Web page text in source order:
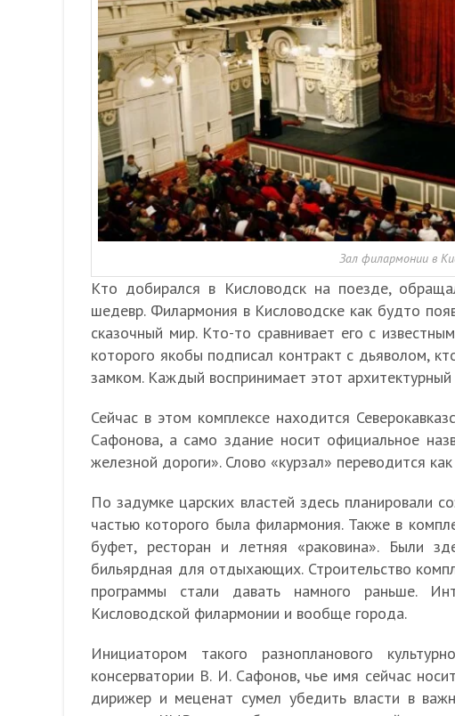
Зал филармонии в
Кто добирался в Кисловодск на поезде,
шедевр. Филармония в Кисловодске как будто
сказочный мир. Кто-то сравнивает его с
которого якобы подписал контракт с дьяволом,
замком. Каждый воспринимает этот
Сейчас в этом комплексе находится
Сафонова, а само здание носит официальное
железной дороги». Слово «курзал» переводится
По задумке царских властей здесь планировали
частью которого была филармония. Также в
буфет, ресторан и летняя «раковина». Были
бильярдная для отдыхающих. Строительство
программы стали давать намного раньше.
Кисловодской филармонии и вообще города.
Инициатором такого разнопланового
консерватории В. И. Сафонов, чье имя сейчас
дирижер и меценат сумел убедить власти в